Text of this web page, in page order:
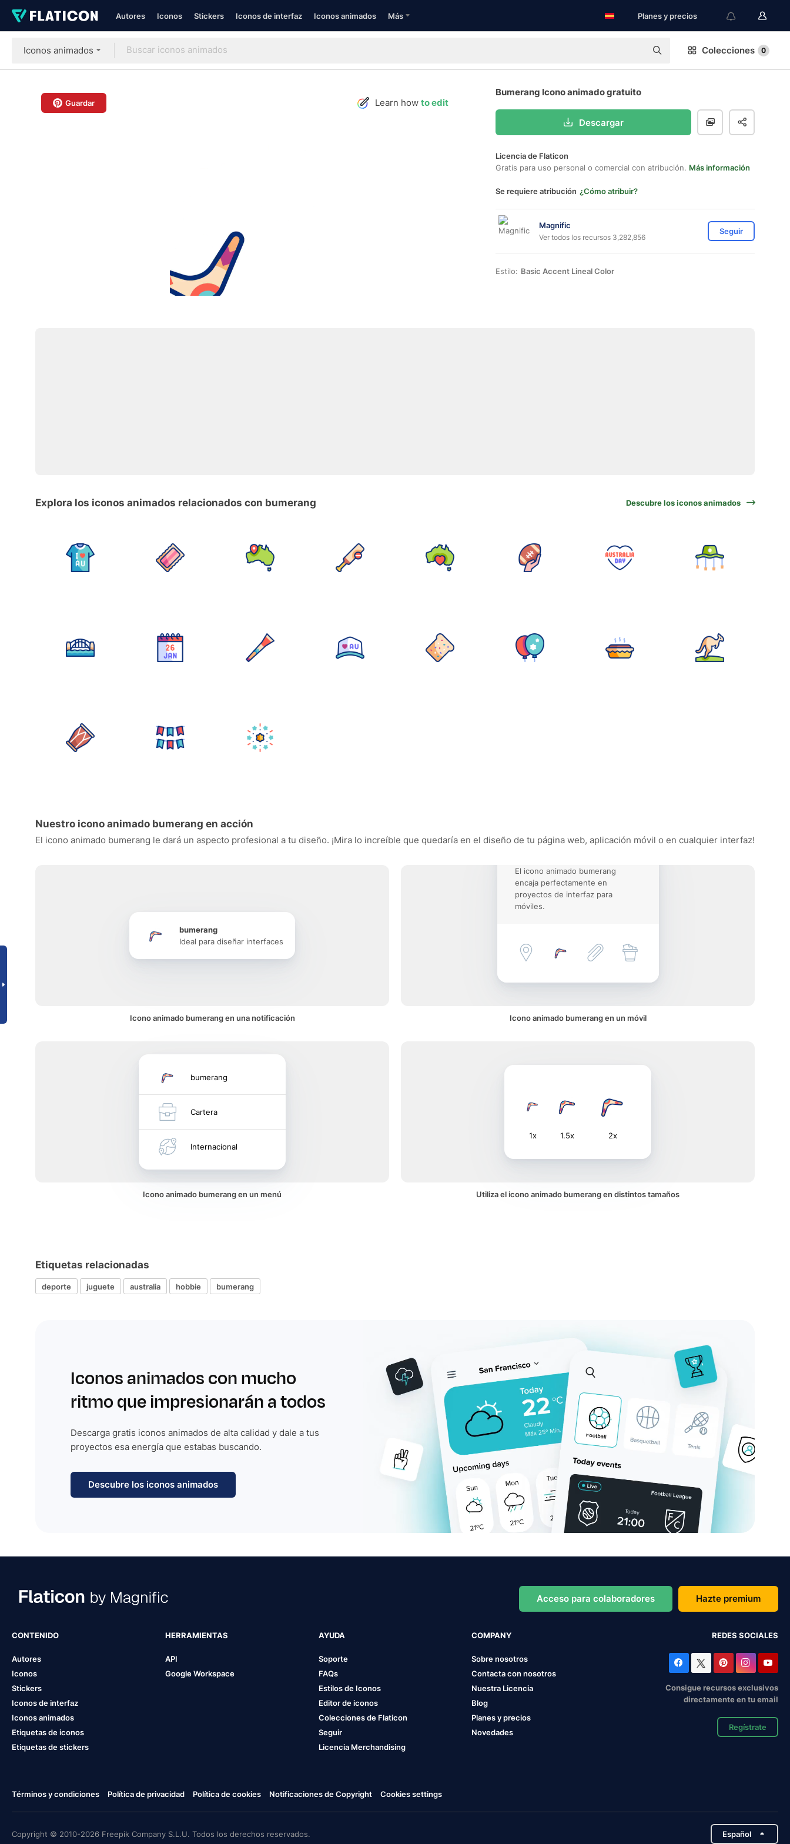
Autores Iconos Stickers Iconos de interfaz Iconos animados Más Planes y precios
Iconos animados Colecciones 0
Guardar Learn how to edit
Bumerang Icono animado gratuito
Descargar
Licencia de Flaticon
Gratis para uso personal o comercial con atribución. Más información
Se requiere atribución ¿Cómo atribuir?
Magnific
Ver todos los recursos 3,282,856
Seguir
Estilo: Basic Accent Lineal Color
Explora los iconos animados relacionados con bumerang Descubre los iconos animados
Nuestro icono animado bumerang en acción
El icono animado bumerang le dará un aspecto profesional a tu diseño. ¡Mira lo increíble que quedaría en el diseño de tu página web, aplicación móvil o en cualquier interfaz!
bumerang
Ideal para diseñar interfaces
Icono animado bumerang en una notificación
El icono animado bumerang
encaja perfectamente en
proyectos de interfaz para
móviles.
Icono animado bumerang en un móvil
bumerang
Cartera
Internacional
Icono animado bumerang en un menú
1x 1.5x 2x
Utiliza el icono animado bumerang en distintos tamaños
Etiquetas relacionadas
deporte juguete australia hobbie bumerang
Iconos animados con mucho
ritmo que impresionarán a todos
Descarga gratis iconos animados de alta calidad y dale a tus
proyectos esa energía que estabas buscando.
Descubre los iconos animados
Acceso para colaboradores Hazte premium
CONTENIDO
Autores
Iconos
Stickers
Iconos de interfaz
Iconos animados
Etiquetas de iconos
Etiquetas de stickers
HERRAMIENTAS
API
Google Workspace
AYUDA
Soporte
FAQs
Estilos de Iconos
Editor de iconos
Colecciones de Flaticon
Seguir
Licencia Merchandising
COMPANY
Sobre nosotros
Contacta con nosotros
Nuestra Licencia
Blog
Planes y precios
Novedades
REDES SOCIALES
Consigue recursos exclusivos
directamente en tu email
Regístrate
Términos y condiciones Política de privacidad Política de cookies Notificaciones de Copyright Cookies settings
Copyright © 2010-2026 Freepik Company S.L.U. Todos los derechos reservados. Español